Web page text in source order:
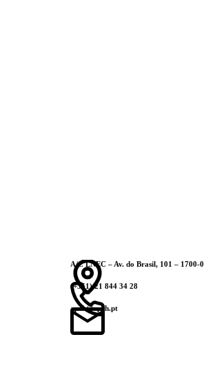
A/C LNEC – Av. do Brasil, 101 – 1700-
(+351) 21 844 34 28
aprh@aprh.pt